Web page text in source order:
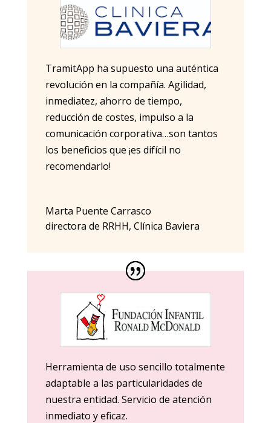
TramitApp ha supuesto una auténtica
revolución en la compañía. Agilidad,
inmediatez, ahorro de tiempo,
reducción de costes, impulso a la
comunicación corporativa…son tantos
los beneficios que ¡es difícil no
recomendarlo!
Marta Puente Carrasco
directora de RRHH, Clínica Baviera
Herramienta de uso sencillo totalmente
adaptable a las particularidades de
nuestra entidad. Servicio de atención
inmediato y eficaz.